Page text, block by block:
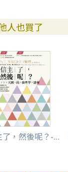
人也買了
，然後呢？-...